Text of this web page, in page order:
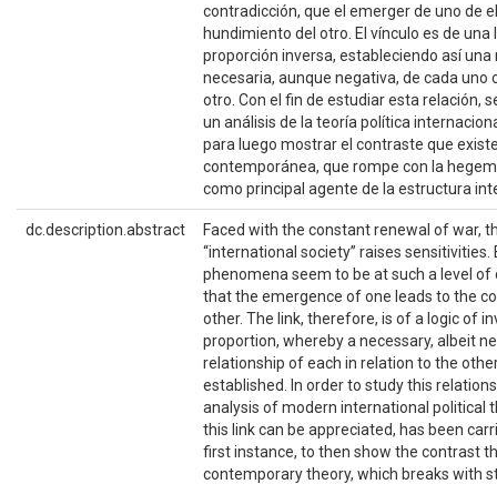
contradicción, que el emerger de uno de
hundimiento del otro. El vínculo es de una
proporción inversa, estableciendo así una
necesaria, aunque negativa, de cada uno
otro. Con el fin de estudiar esta relación,
un análisis de la teoría política
para luego mostrar el contraste que
contemporánea, que rompe con la
como principal agente de la estructura
dc.description.abstract
Faced with the constant renewal of war,
“international society” raises sensitivities.
phenomena seem to be at such a level
that the emergence of one leads to the
other. The link, therefore, is of a logic of
proportion, whereby a necessary, albeit
relationship of each in relation to the
established. In order to study this
analysis of modern international political
this link can be appreciated, has been
first instance, to then show the contrast
contemporary theory, which breaks with